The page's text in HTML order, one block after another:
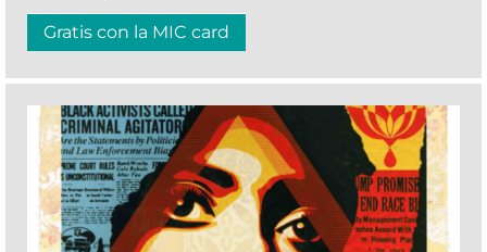
Gratis con la MIC card